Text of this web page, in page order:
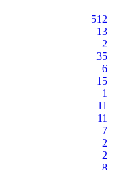
512
13
2
35
6
15
1
11
11
7
2
2
8